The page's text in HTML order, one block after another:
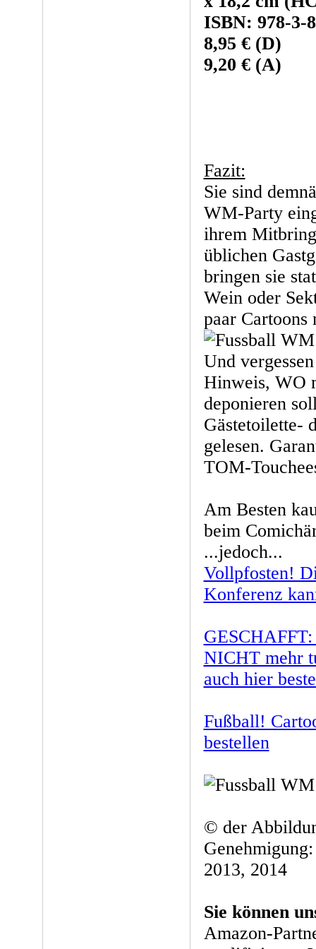
ISBN: 978-3-
8,95 € (D)
9,20 € (A)
Fazit:
Sie sind
WM-Party
ihrem
üblichen
bringen sie
Wein oder
paar Cartoons
Und
Hinweis, WO
deponieren
Gästetoilette-
gelesen.
TOM-
Am Besten
beim
...jedoch...
Vollpfosten!
Konferenz
NICHT mehr
auch hier
Fußball!
bestellen
© der
2013, 2014
Sie können
Amazon-